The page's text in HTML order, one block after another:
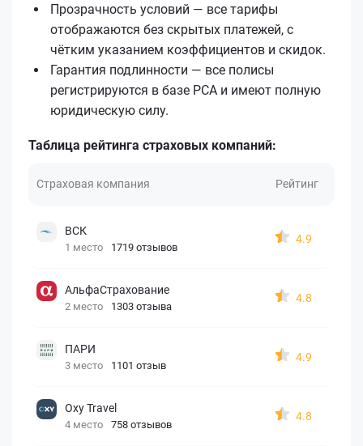
Прозрачность условий — все тарифы
отображаются без скрытых платежей, с
чётким указанием коэффициентов и скидок.
Гарантия подлинности — все полисы
регистрируются в базе РСА и имеют полную
юридическую силу.
Таблица рейтинга страховых компаний:
Страховая компания Рейтинг
ВСК
1 место 1719 отзывов
4.9
АльфаСтрахование
2 место 1303 отзыва
4.8
ПАРИ
3 место 1101 отзыв
4.9
Oxy Travel
4 место 758 отзывов
4.8